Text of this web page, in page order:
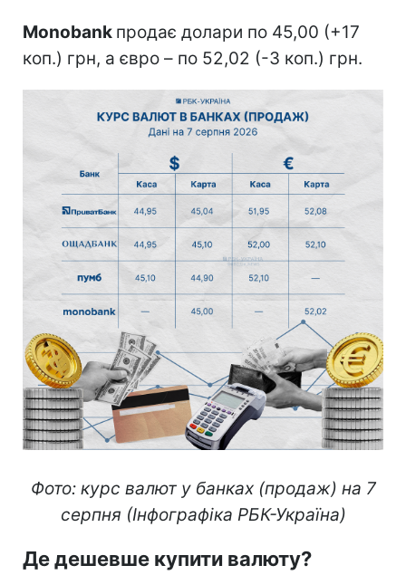
Monobank продає долари по 45,00 (+17
коп.) грн, а євро – по 52,02 (-3 коп.) грн.
Фото: курс валют у банках (продаж) на 7
серпня (Інфографіка РБК-Україна)
Де дешевше купити валюту?